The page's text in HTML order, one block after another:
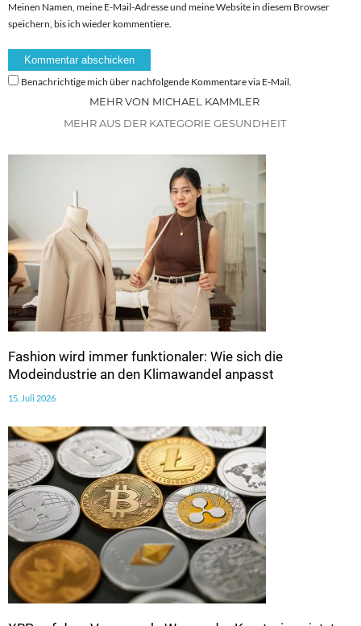
Meinen Namen, meine E-Mail-Adresse und meine Website in diesem Browser
speichern, bis ich wieder kommentiere.
Benachrichtige mich über nachfolgende Kommentare via E-Mail.
MEHR VON MICHAEL KAMMLER
MEHR AUS DER KATEGORIE GESUNDHEIT
Fashion wird immer funktionaler: Wie sich die
Modeindustrie an den Klimawandel anpasst
15. Juli 2026